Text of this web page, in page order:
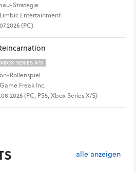
Strategie
Entertainment
(PC)
XBOX SERIES X/S
Rollenspiel
Freak Inc.
(PC, PS5, Xbox Series X/S)
alle anzeigen